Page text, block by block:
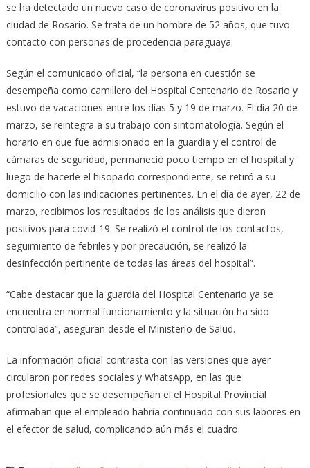
se ha detectado un nuevo caso de coronavirus positivo en la
ciudad de Rosario. Se trata de un hombre de 52 años, que tuvo
contacto con personas de procedencia paraguaya.
Según el comunicado oficial, “la persona en cuestión se
desempeña como camillero del Hospital Centenario de Rosario y
estuvo de vacaciones entre los días 5 y 19 de marzo. El día 20 de
marzo, se reintegra a su trabajo con sintomatología. Según el
horario en que fue admisionado en la guardia y el control de
cámaras de seguridad, permaneció poco tiempo en el hospital y
luego de hacerle el hisopado correspondiente, se retiró a su
domicilio con las indicaciones pertinentes. En el día de ayer, 22 de
marzo, recibimos los resultados de los análisis que dieron
positivos para covid-19. Se realizó el control de los contactos,
seguimiento de febriles y por precaución, se realizó la
desinfección pertinente de todas las áreas del hospital”.
“Cabe destacar que la guardia del Hospital Centenario ya se
encuentra en normal funcionamiento y la situación ha sido
controlada”, aseguran desde el Ministerio de Salud.
La información oficial contrasta con las versiones que ayer
circularon por redes sociales y WhatsApp, en las que
profesionales que se desempeñan el el Hospital Provincial
afirmaban que el empleado habría continuado con sus labores en
el efector de salud, complicando aún más el cuadro.